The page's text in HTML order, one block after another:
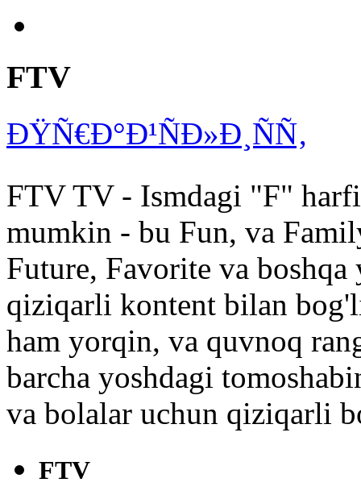
FTV
ÐŸÑ€Ð°Ð¹ÑÐ»Ð¸ÑÑ‚
FTV TV - Ismdagi "F"
mumkin - bu Fun, va
Future, Favorite va
qiziqarli kontent bilan
ham yorqin, va quvnoq
barcha yoshdagi
va bolalar uchun qiziqarli
FTV